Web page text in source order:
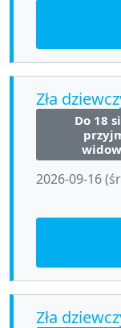
Zła
Do 18
2026-09-16
Zła